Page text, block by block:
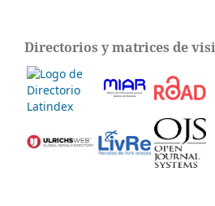
Directorios y matrices de